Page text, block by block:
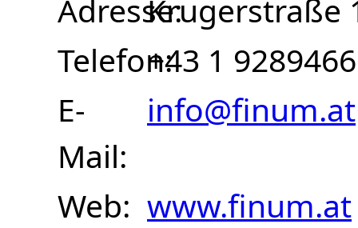
AdresseKrugerstraße
Telefon+43 1
E-
Mail
info@finum.at
Web
www.finum.at